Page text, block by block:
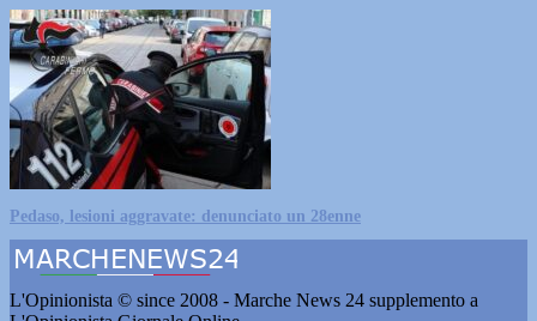
Pedaso, lesioni aggravate: denunciato un 28enne
L'Opinionista © since 2008 - Marche News 24 supplemento a